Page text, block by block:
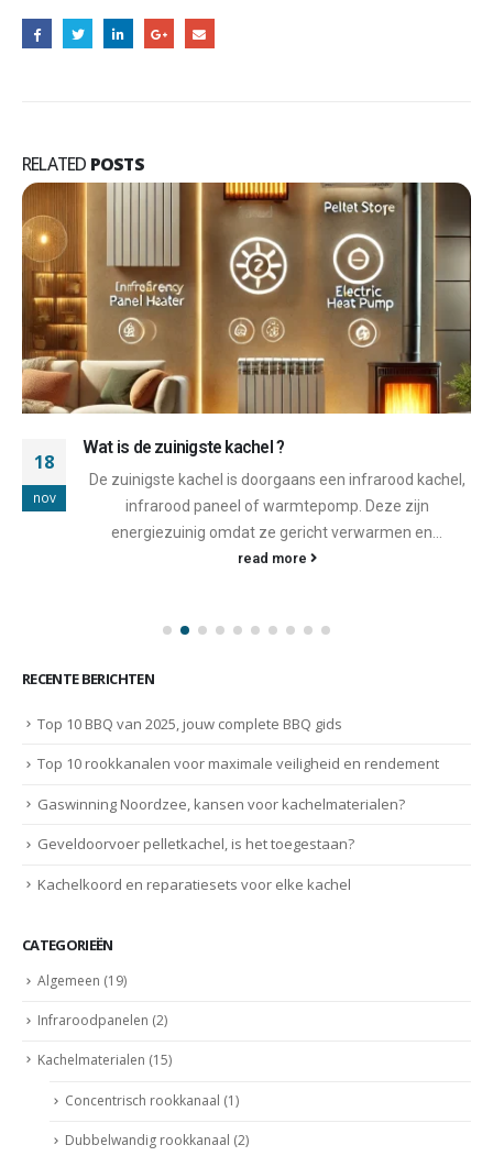
RELATED POSTS
18
nov
Wat is de zuinigste kachel ?
De zuinigste kachel is doorgaans een infrarood kachel,
infrarood paneel of warmtepomp. Deze zijn
energiezuinig omdat ze gericht verwarmen en...
read more
RECENTE BERICHTEN
Top 10 BBQ van 2025, jouw complete BBQ gids
Top 10 rookkanalen voor maximale veiligheid en rendement
Gaswinning Noordzee, kansen voor kachelmaterialen?
Geveldoorvoer pelletkachel, is het toegestaan?
Kachelkoord en reparatiesets voor elke kachel
CATEGORIEËN
Algemeen (19)
Infraroodpanelen (2)
Kachelmaterialen (15)
Concentrisch rookkanaal (1)
Dubbelwandig rookkanaal (2)